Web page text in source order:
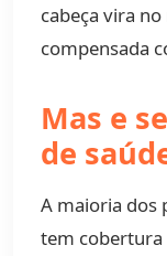
cabeça vira
compensada
Mas e
de
A maioria dos
tem cobertura